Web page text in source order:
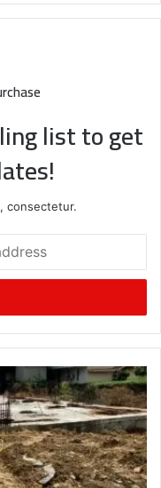
list to get
consectetur.